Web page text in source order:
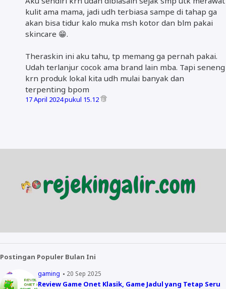
kulit ama mama, jadi udh terbiasa sampe di tahap ga
akan bisa tidur kalo muka msh kotor dan blm pakai
skincare 😁.
Theraskin ini aku tahu, tp memang ga pernah pakai.
Udah terlanjur cocok ama brand lain mba. Tapi seneng
krn produk lokal kita udh mulai banyak dan
terpenting bpom
17 April 2024 pukul 15.12
Postingan Populer Bulan Ini
gaming 20 Sep 2025
Review Game Onet Klasik, Game Jadul yang Tetap Seru